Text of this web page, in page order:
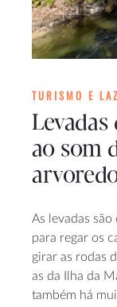
TURISMO E
ao som
As levadas
para regar os
girar as rodas
as da Ilha da
também há